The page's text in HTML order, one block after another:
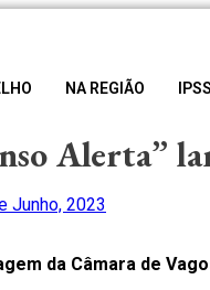
NA REGIÃO IPSS
Alerta”
Junho, 2023
da Câmara de